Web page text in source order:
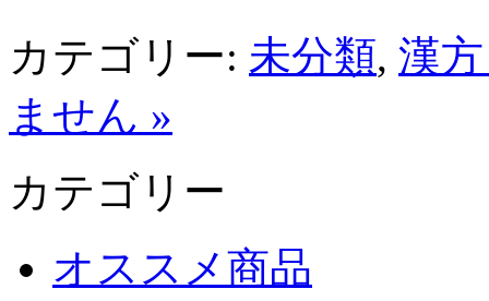
カテゴリー: 未分類, 漢
ません »
カテゴリー
オススメ商品